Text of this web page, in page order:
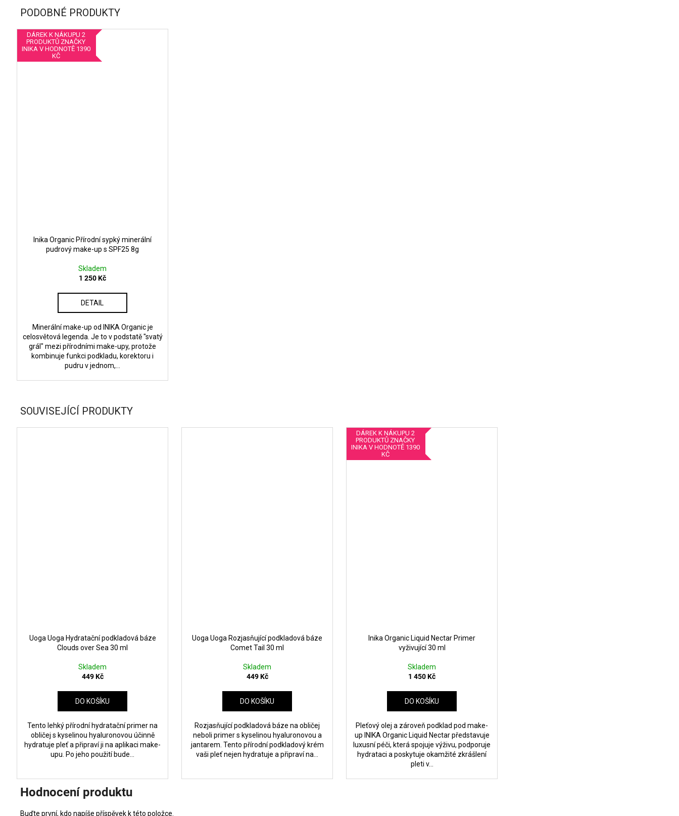
PODOBNÉ PRODUKTY
DÁREK K NÁKUPU 2
PRODUKTŮ ZNAČKY
INIKA V HODNOTĚ 1390
KČ
Inika Organic Přírodní sypký minerální
pudrový make-up s SPF25 8g
Skladem
1 250 Kč
DETAIL
Minerální make-up od INIKA Organic je
celosvětová legenda. Je to v podstatě "svatý
grál" mezi přírodními make-upy, protože
kombinuje funkci podkladu, korektoru i
pudru v jednom,...
SOUVISEJÍCÍ PRODUKTY
Uoga Uoga Hydratační podkladová báze
Clouds over Sea 30 ml
Skladem
449 Kč
DO KOŠÍKU
Tento lehký přírodní hydratační primer na
obličej s kyselinou hyaluronovou účinně
hydratuje pleť a připraví ji na aplikaci make-
upu. Po jeho použití bude...
Uoga Uoga Rozjasňující podkladová báze
Comet Tail 30 ml
Skladem
449 Kč
DO KOŠÍKU
Rozjasňující podkladová báze na obličej
neboli primer s kyselinou hyaluronovou a
jantarem. Tento přírodní podkladový krém
vaši pleť nejen hydratuje a připraví na...
DÁREK K NÁKUPU 2
PRODUKTŮ ZNAČKY
INIKA V HODNOTĚ 1390
KČ
Inika Organic Liquid Nectar Primer
vyživující 30 ml
Skladem
1 450 Kč
DO KOŠÍKU
Pleťový olej a zároveň podklad pod make-
up INIKA Organic Liquid Nectar představuje
luxusní péči, která spojuje výživu, podporuje
hydrataci a poskytuje okamžité zkrášlení
pleti v...
Hodnocení produktu
Buďte první, kdo napíše příspěvek k této položce.